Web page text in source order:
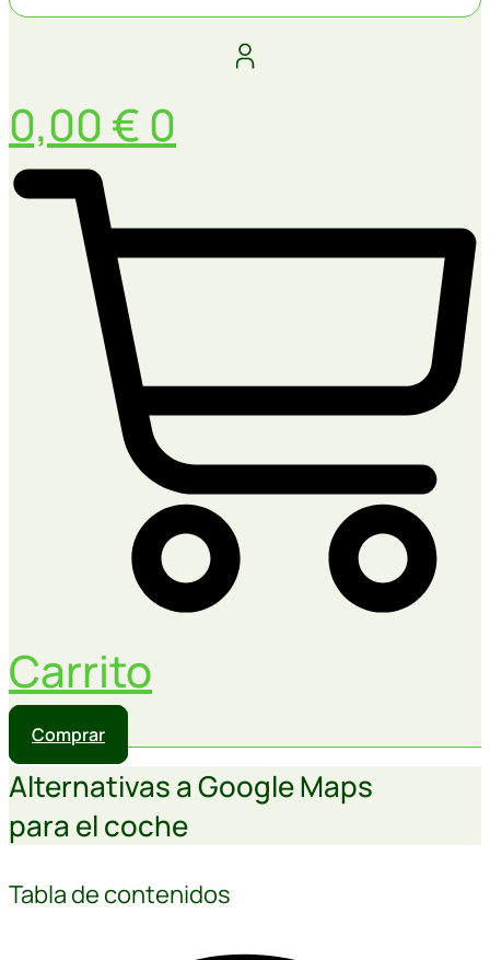
0,00 € 0
Carrito
Comprar
Alternativas a Google Maps
para el coche
Tabla de contenidos